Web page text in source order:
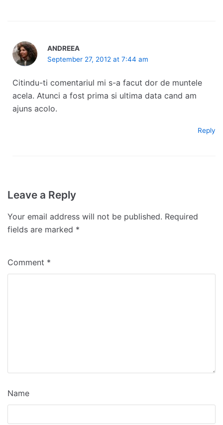
ANDREEA
September 27, 2012 at 7:44 am
Citindu-ti comentariul mi s-a facut dor de muntele
acela. Atunci a fost prima si ultima data cand am
ajuns acolo.
Reply
Leave a Reply
Your email address will not be published. Required
fields are marked *
Comment *
Name